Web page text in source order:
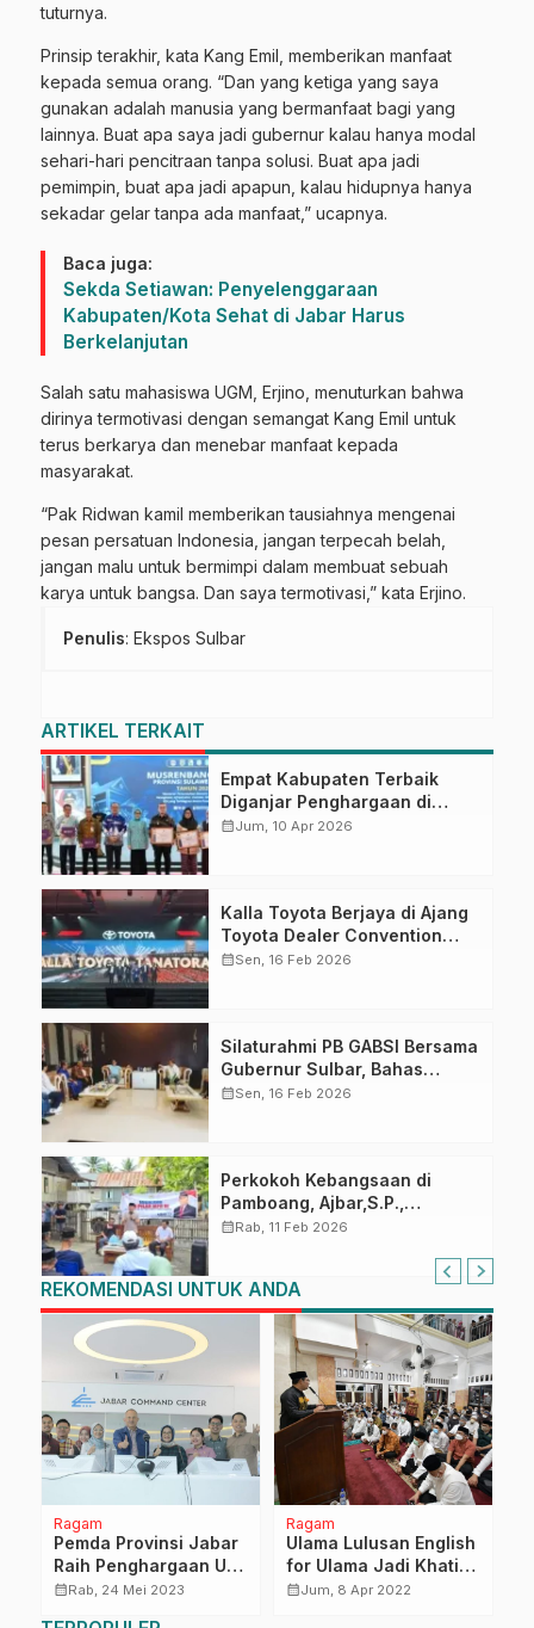
tuturnya.
Prinsip terakhir, kata Kang Emil, memberikan manfaat
kepada semua orang. “Dan yang ketiga yang saya
gunakan adalah manusia yang bermanfaat bagi yang
lainnya. Buat apa saya jadi gubernur kalau hanya modal
sehari-hari pencitraan tanpa solusi. Buat apa jadi
pemimpin, buat apa jadi apapun, kalau hidupnya hanya
sekadar gelar tanpa ada manfaat,” ucapnya.
Baca juga:
Sekda Setiawan: Penyelenggaraan
Kabupaten/Kota Sehat di Jabar Harus
Berkelanjutan
Salah satu mahasiswa UGM, Erjino, menuturkan bahwa
dirinya termotivasi dengan semangat Kang Emil untuk
terus berkarya dan menebar manfaat kepada
masyarakat.
“Pak Ridwan kamil memberikan tausiahnya mengenai
pesan persatuan Indonesia, jangan terpecah belah,
jangan malu untuk bermimpi dalam membuat sebuah
karya untuk bangsa. Dan saya termotivasi,” kata Erjino.
Penulis: Ekspos Sulbar
ARTIKEL TERKAIT
Empat Kabupaten Terbaik
Diganjar Penghargaan di
Musrenbang Sulbar 2027
calendar_monthJum, 10 Apr 2026
Kalla Toyota Berjaya di Ajang
Toyota Dealer Convention
2026
calendar_monthSen, 16 Feb 2026
Silaturahmi PB GABSI Bersama
Gubernur Sulbar, Bahas
Persiapan Kejurnas Bridge ke-
calendar_monthSen, 16 Feb 2026
Perkokoh Kebangsaan di
Pamboang, Ajbar,S.P.,
Sosialisasi Empat Pilar di Desa
calendar_monthRab, 11 Feb 2026
REKOMENDASI UNTUK ANDA
Ragam
Pemda Provinsi Jabar
Raih Penghargaan Unit
Kerja Pengadaan
calendar_monthRab, 24 Mei 2023
Ragam
Ulama Lulusan English
for Ulama Jadi Khatib
Salat Tarawih
calendar_monthJum, 8 Apr 2022